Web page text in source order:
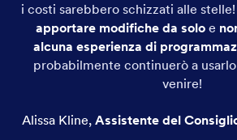
Perline di corallo
Perline d'osso
Perle di pietre semipreziose
i costi sarebbero schizzati alle
apportare modifiche da solo e
alcuna esperienza di
probabilmente continuerò a
venire!
Alissa Kline, Assistente del